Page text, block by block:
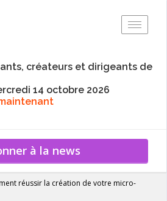
créateurs et dirigeants de
14 octobre 2026
à la news
réussir la création de votre micro-